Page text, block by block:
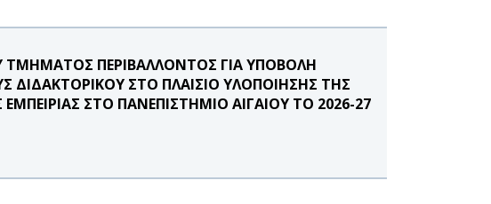
ΠΕΡΙΒΑΛΛΟΝΤΟΣ ΓΙΑ ΥΠΟΒΟΛΗ
ΣΤΟ ΠΛΑΙΣΙΟ ΥΛΟΠΟΙΗΣΗΣ ΤΗΣ
ΣΤΟ ΠΑΝΕΠΙΣΤΗΜΙΟ ΑΙΓΑΙΟΥ ΤΟ 2026-27